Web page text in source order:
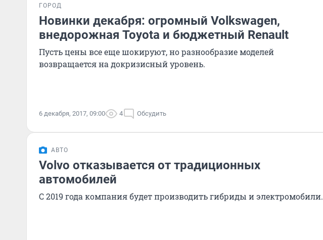
ГОРОД
Новинки декабря: огромный Volkswagen,
внедорожная Toyota и бюджетный Renault
Пусть цены все еще шокируют, но разнообразие моделей
возвращается на докризисный уровень.
6 декабря, 2017, 09:00 4 Обсудить
АВТО
Volvo отказывается от традиционных
автомобилей
С 2019 года компания будет производить гибриды и электромобили.